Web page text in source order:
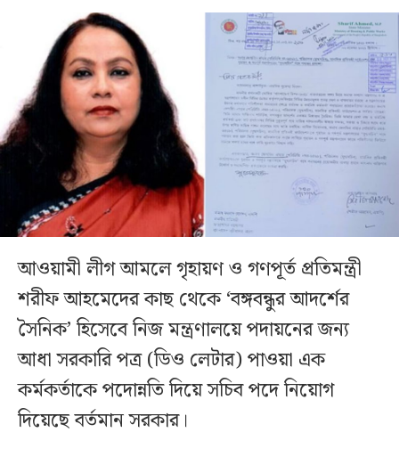
আওয়ামী লীগ আমলে গৃহায়ণ ও গণপূর্ত প্রতিমন্ত্রী
শরীফ আহমেদের কাছ থেকে ‘বঙ্গবন্ধুর আদর্শের
সৈনিক’ হিসেবে নিজ মন্ত্রণালয়ে পদায়নের জন্য
আধা সরকারি পত্র (ডিও লেটার) পাওয়া এক
কর্মকর্তাকে পদোন্নতি দিয়ে সচিব পদে নিয়োগ
দিয়েছে বর্তমান সরকার।